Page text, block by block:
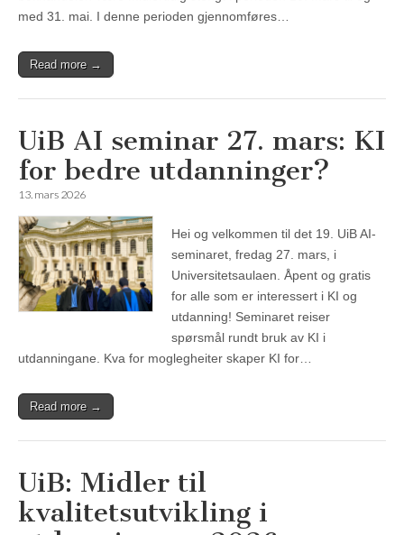
med 31. mai. I denne perioden gjennomføres…
Read more →
UiB AI seminar 27. mars: KI
for bedre utdanninger?
13. mars 2026
Hei og velkommen til det 19. UiB AI-
seminaret, fredag 27. mars, i
Universitetsaulaen. Åpent og gratis
for alle som er interessert i KI og
utdanning! Seminaret reiser
spørsmål rundt bruk av KI i
utdanningane. Kva for moglegheiter skaper KI for…
Read more →
UiB: Midler til
kvalitetsutvikling i